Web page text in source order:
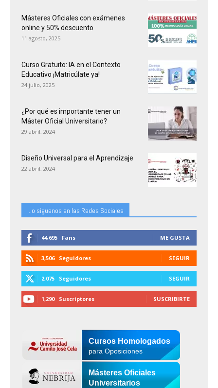
Másteres Oficiales con exámenes
online y 50% descuento
11 agosto, 2025
Curso Gratuito: IA en el Contexto
Educativo ¡Matricúlate ya!
24 julio, 2025
¿Por qué es importante tener un
Máster Oficial Universitario?
29 abril, 2024
Diseño Universal para el Aprendizaje
22 abril, 2024
...o siguenos en las Redes Sociales
44,695 Fans ME GUSTA
3,506 Seguidores SEGUIR
2,075 Seguidores SEGUIR
1,290 Suscriptores SUSCRIBIRTE
Cursos Homologados
para Oposiciones
Másteres Oficiales
Universitarios